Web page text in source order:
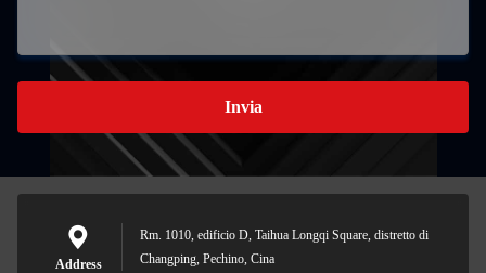
Invia
Address
Rm. 1010, edificio D, Taihua Longqi Square, distretto di
Changping, Pechino, Cina